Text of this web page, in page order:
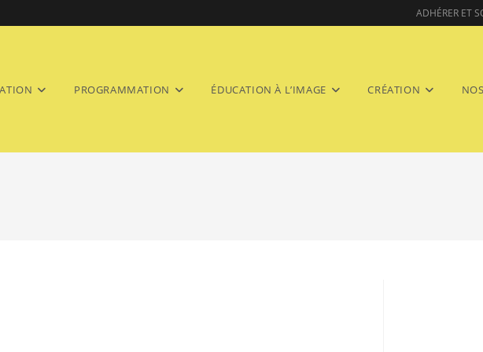
ADHÉRER ET
PROGRAMMATION ÉDUCATION À L’IMAGE CRÉATION